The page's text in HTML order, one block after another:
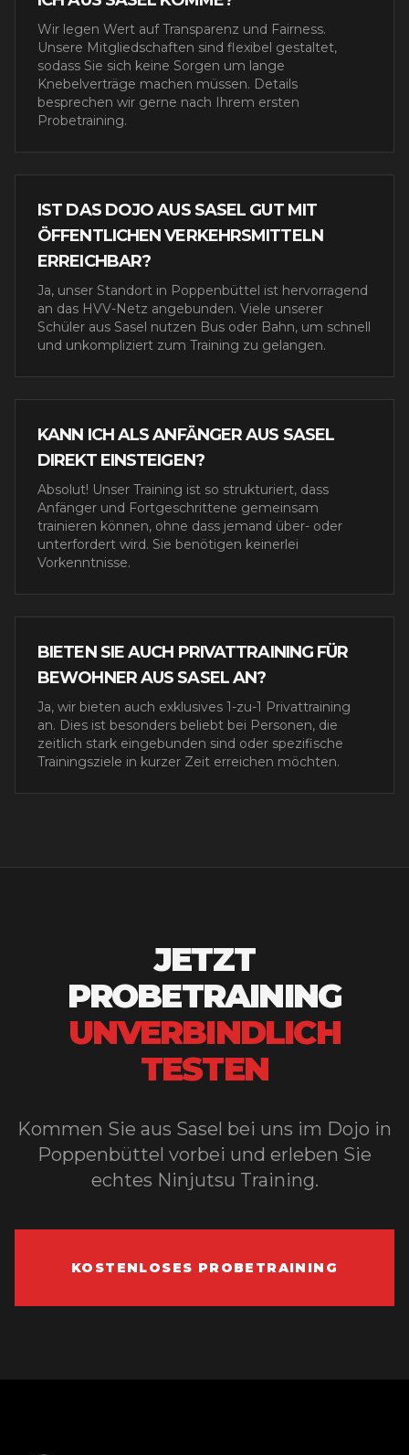
Wir legen Wert auf Transparenz und Fairness.
Unsere Mitgliedschaften sind flexibel gestaltet,
sodass Sie sich keine Sorgen um lange
Knebelverträge machen müssen. Details
besprechen wir gerne nach Ihrem ersten
Probetraining.
IST DAS DOJO AUS SASEL GUT MIT
ÖFFENTLICHEN VERKEHRSMITTELN
ERREICHBAR?
Ja, unser Standort in Poppenbüttel ist hervorragend
an das HVV-Netz angebunden. Viele unserer
Schüler aus Sasel nutzen Bus oder Bahn, um schnell
und unkompliziert zum Training zu gelangen.
KANN ICH ALS ANFÄNGER AUS SASEL
DIREKT EINSTEIGEN?
Absolut! Unser Training ist so strukturiert, dass
Anfänger und Fortgeschrittene gemeinsam
trainieren können, ohne dass jemand über- oder
unterfordert wird. Sie benötigen keinerlei
Vorkenntnisse.
BIETEN SIE AUCH PRIVATTRAINING FÜR
BEWOHNER AUS SASEL AN?
Ja, wir bieten auch exklusives 1-zu-1 Privattraining
an. Dies ist besonders beliebt bei Personen, die
zeitlich stark eingebunden sind oder spezifische
Trainingsziele in kurzer Zeit erreichen möchten.
JETZT
PROBETRAINING
UNVERBINDLICH
TESTEN
Kommen Sie aus Sasel bei uns im Dojo in
Poppenbüttel vorbei und erleben Sie
echtes Ninjutsu Training.
KOSTENLOSES PROBETRAINING